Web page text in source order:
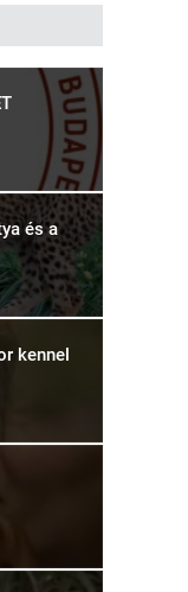
és a
kennel